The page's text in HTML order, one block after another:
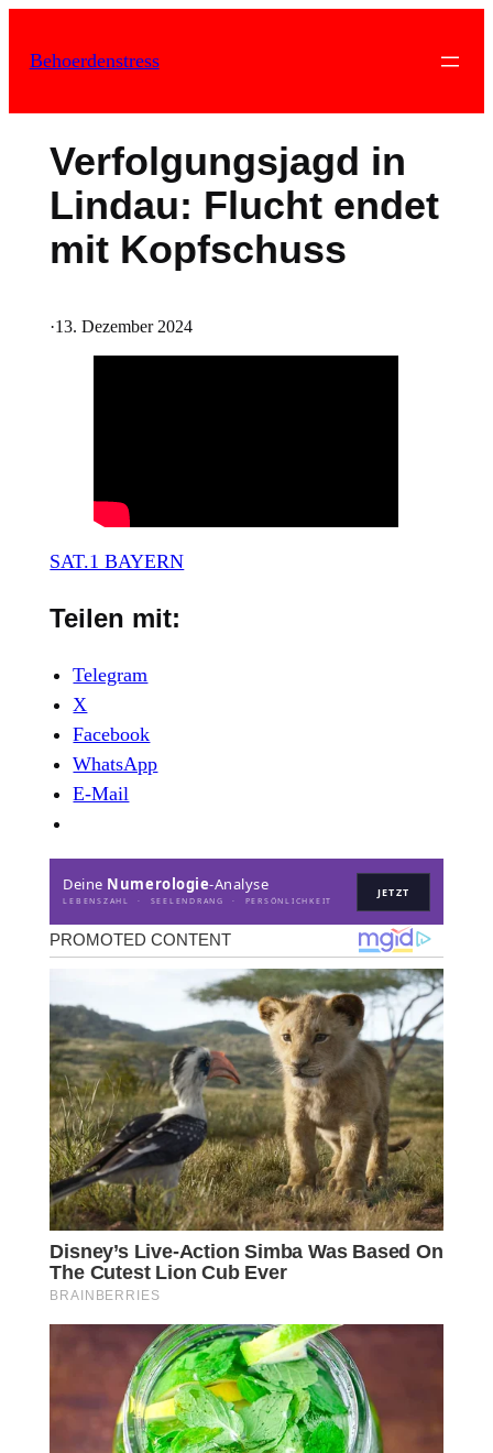
Inhalt
Behoerdenstress
Verfolgungsjagd in
Lindau: Flucht endet
mit Kopfschuss
·13. Dezember 2024
SAT.1 BAYERN
Teilen mit:
Telegram
X
Facebook
WhatsApp
E-Mail
Deine Numerologie-Analyse
LEBENSZAHL · SEELENDRANG · PERSÖNLICHKEIT
JETZT